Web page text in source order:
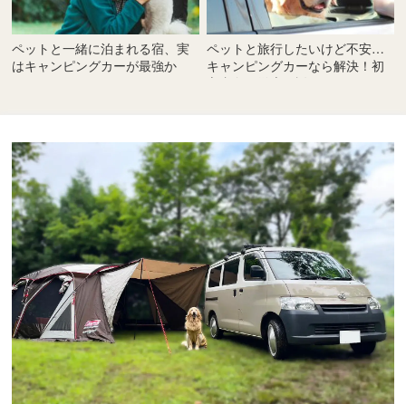
ペットと一緒に泊まれる宿、実
はキャンピングカーが最強か
ペットと旅行したいけど不安…
キャンピングカーなら解決！初
心者向け徹底解説